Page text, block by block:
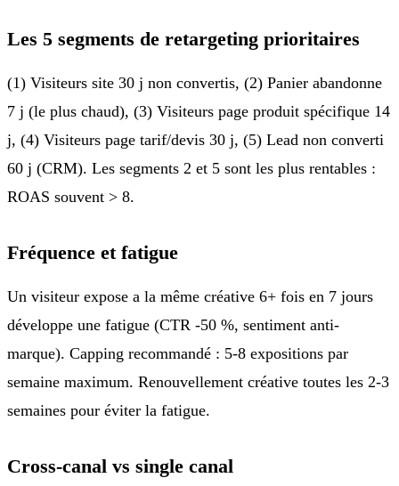
Les 5 segments de retargeting prioritaires
(1) Visiteurs site 30 j non convertis, (2) Panier abandonne
7 j (le plus chaud), (3) Visiteurs page produit spécifique 14
j, (4) Visiteurs page tarif/devis 30 j, (5) Lead non converti
60 j (CRM). Les segments 2 et 5 sont les plus rentables :
ROAS souvent > 8.
Fréquence et fatigue
Un visiteur expose a la même créative 6+ fois en 7 jours
développe une fatigue (CTR -50 %, sentiment anti-
marque). Capping recommandé : 5-8 expositions par
semaine maximum. Renouvellement créative toutes les 2-3
semaines pour éviter la fatigue.
Cross-canal vs single canal